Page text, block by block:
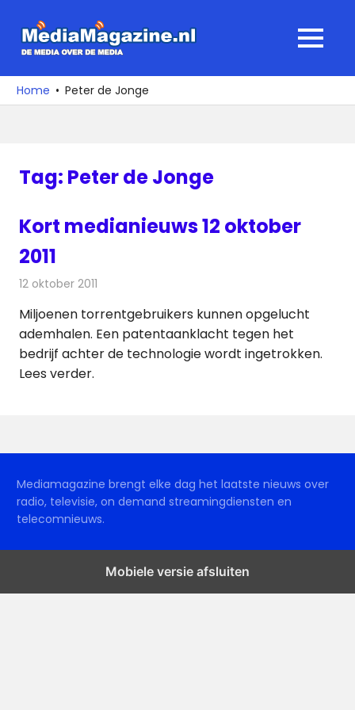
naar
media
over
MENU
Home Peter de Jonge
Tag: Peter de Jonge
Kort medianieuws 12 oktober
2011
12 oktober 2011
Miljoenen torrentgebruikers kunnen opgelucht
ademhalen. Een patentaanklacht tegen het
bedrijf achter de technologie wordt ingetrokken.
Lees verder.
Mediamagazine brengt elke dag het laatste nieuws over
radio, televisie, on demand streamingdiensten en
telecomnieuws.
Mobiele versie afsluiten